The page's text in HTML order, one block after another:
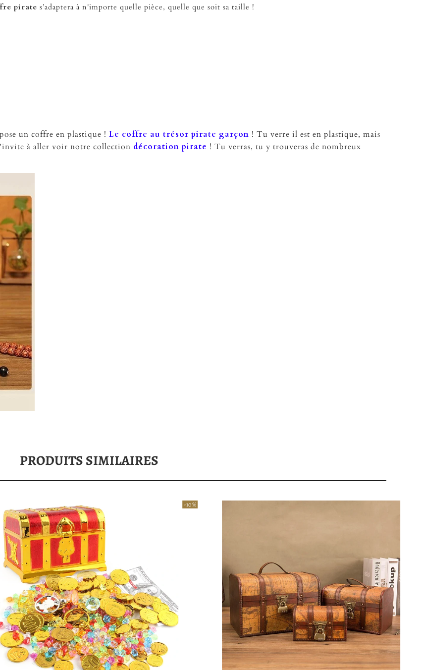
pirate s’adaptera à n'importe quelle pièce, quelle que soit sa taille !
un coffre en plastique ! Le coffre au trésor pirate garçon ! Tu verre il est en plastique, mais
à aller voir notre collection décoration pirate ! Tu verras, tu y trouveras de nombreux
PRODUITS SIMILAIRES
-10 %